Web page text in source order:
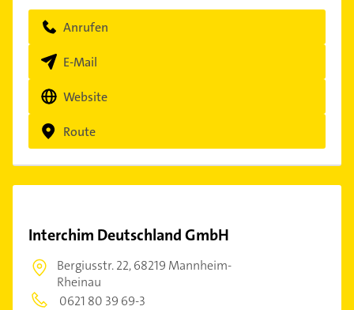
Anrufen
E-Mail
Website
Route
Interchim Deutschland GmbH
Bergiusstr. 22,68219 Mannheim-
Rheinau
0621 80 39 69-3